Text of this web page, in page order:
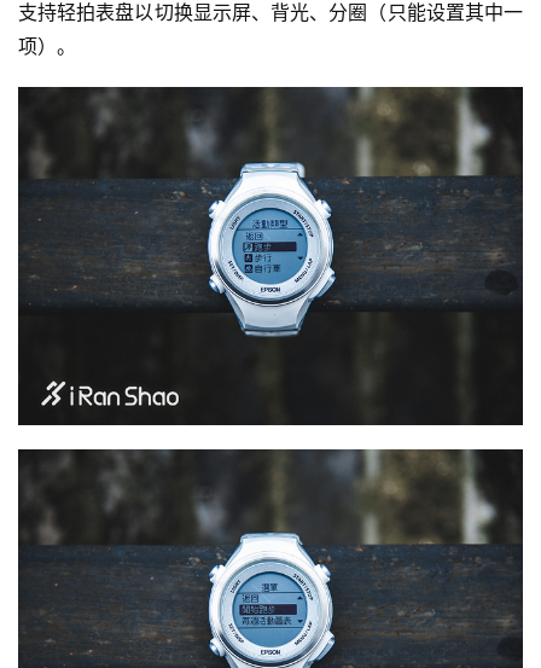
支持轻拍表盘以切换显示屏、背光、分圈（只能设置其中一
项）。